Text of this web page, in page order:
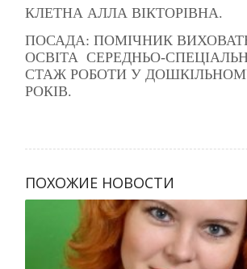
КЛЕТНА АЛЛА ВІКТОРІВНА.
ПОСАДА: ПОМІЧНИК
ОСВІТА СЕРЕДНЬО-
СТАЖ РОБОТИ У
РОКІВ.
ПОХОЖИЕ НОВОСТИ